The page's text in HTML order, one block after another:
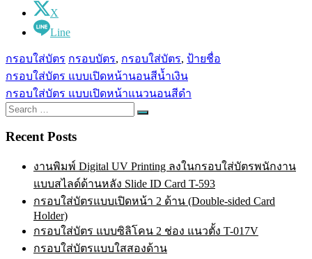
X
Line
กรอบใส่บัตร กรอบบัตร, กรอบใส่บัตร, ป้ายชื่อ
Post
navigation
กรอบใส่บัตร แบบเปิดหน้านอนสีน้ำเงิน
กรอบใส่บัตร แบบเปิดหน้าแนวนอนสีดำ
Search
for:
Search
Recent Posts
งานพิมพ์ Digital UV Printing ลงในกรอบใส่บัตรพนักงาน
แบบสไลด์ด้านหลัง Slide ID Card T-593
กรอบใส่บัตรแบบเปิดหน้า 2 ด้าน (Double-sided Card
Holder)
กรอบใส่บัตร แบบซิลิโคน 2 ช่อง แนวตั้ง T-017V
กรอบใส่บัตรแบบใสสองด้าน